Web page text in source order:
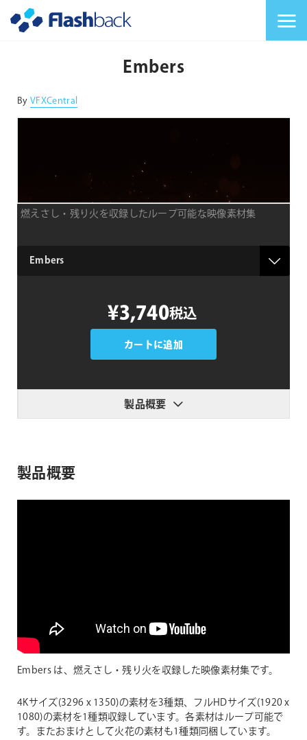
Embers
By VFXCentral
燃えさし・残り火を収録したループ可能な映像素材集
type
¥3,740税込
カートに追加
製品概要
製品概要
Embers は、燃えさし・残り火を収録した映像素材集です。
4Kサイズ(3296 x 1350)の素材を3種類、フルHDサイズ(1920 x
1080)の素材を1種類収録しています。各素材はループ可能で
す。またおまけとして火花の素材も1種類同梱しています。